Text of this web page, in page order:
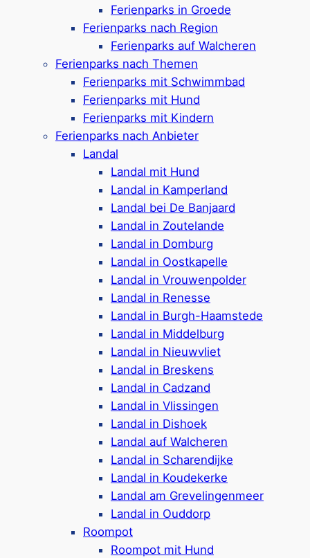
Ferienparks in Groede
Ferienparks nach Region
Ferienparks auf Walcheren
Ferienparks nach Themen
Ferienparks mit Schwimmbad
Ferienparks mit Hund
Ferienparks mit Kindern
Ferienparks nach Anbieter
Landal
Landal mit Hund
Landal in Kamperland
Landal bei De Banjaard
Landal in Zoutelande
Landal in Domburg
Landal in Oostkapelle
Landal in Vrouwenpolder
Landal in Renesse
Landal in Burgh-Haamstede
Landal in Middelburg
Landal in Nieuwvliet
Landal in Breskens
Landal in Cadzand
Landal in Vlissingen
Landal in Dishoek
Landal auf Walcheren
Landal in Scharendijke
Landal in Koudekerke
Landal am Grevelingenmeer
Landal in Ouddorp
Roompot
Roompot mit Hund
Urlaub in Zeeland
Ihr Sehnsuchtsort am Meer …
Kontakt: info@urlaub-in-zeeland.de
Links mit (*) sind Werbelinks. Wenn Sie darüber
buchen, unterstützen Sie unsere Seite – natürlich ohne
Zusatzkosten für Sie.
Nicht fündig geworden?
Suchen
Ferienhäuser in Zeeland
Ferienhäuser mit Hund
Ferienhäuser mit Sauna
Ferienhäuser mit eingezäuntem Garten